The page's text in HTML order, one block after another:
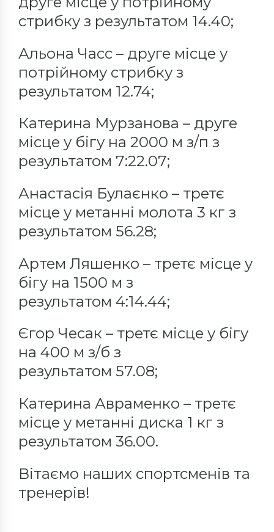
стрибку з результатом 14.40;
Альона Часс – друге місце у
потрійному стрибку з
результатом 12.74;
Катерина Мурзанова – друге
місце у бігу на 2000 м з/п з
результатом 7:22.07;
Анастасія Булаєнко – третє
місце у метанні молота 3 кг з
результатом 56.28;
Артем Ляшенко – третє місце у
бігу на 1500 м з
результатом 4:14.44;
Єгор Чесак – третє місце у бігу
на 400 м з/б з
результатом 57.08;
Катерина Авраменко – третє
місце у метанні диска 1 кг з
результатом 36.00.
Вітаємо наших спортсменів та
тренерів!